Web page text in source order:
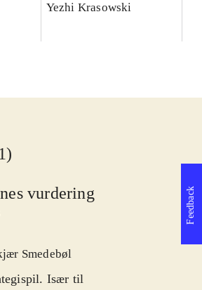
Yezhi Krasowski
vurdering
Smedebøl
Især til
Feedback